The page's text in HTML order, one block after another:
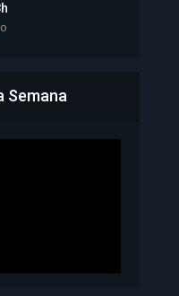
da
Semana